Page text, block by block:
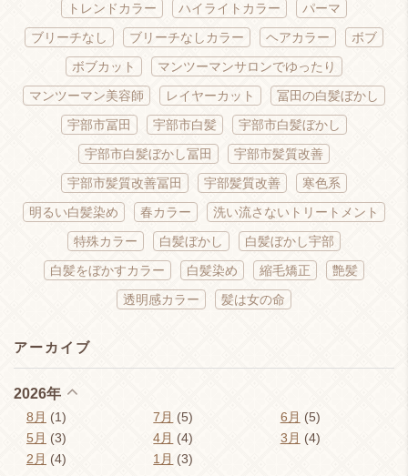
トレンドカラー
ハイライトカラー
パーマ
ブリーチなし
ブリーチなしカラー ヘアカラー
ボブ
ボブカット
マンツーマンサロンでゆったり
マンツーマン美容師
レイヤーカット
冨田の白髪ぼかし
宇部市冨田
宇部市白髪
宇部市白髪ぼかし
宇部市白髪ぼかし冨田
宇部市髪質改善
宇部市髪質改善冨田
宇部髪質改善
寒色系
明るい白髪染め
春カラー
洗い流さないトリートメント
特殊カラー
白髪ぼかし
白髪ぼかし宇部
白髪をぼかすカラー
白髪染め 縮毛矯正
艶髪
透明感カラー
髪は女の命
アーカイブ
2026年
8月 (1) 7月 (5) 6月 (5)
5月 (3) 4月 (4) 3月 (4)
2月 (4) 1月 (3)